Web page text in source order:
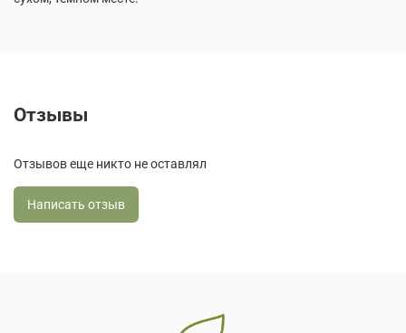
Отзывы
Отзывов еще никто не оставлял
Написать отзыв